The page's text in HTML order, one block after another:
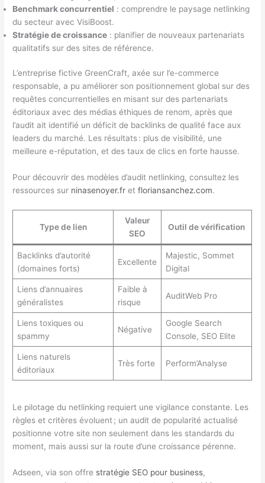
Benchmark concurrentiel : comprendre le paysage netlinking
du secteur avec VisiBoost.
Stratégie de croissance : planifier de nouveaux partenariats
qualitatifs sur des sites de référence.
L’entreprise fictive GreenCraft, axée sur l’e-commerce
responsable, a pu améliorer son positionnement global sur des
requêtes concurrentielles en misant sur des partenariats
éditoriaux avec des médias éthiques de renom, après que
l’audit ait identifié un déficit de backlinks de qualité face aux
leaders du marché. Les résultats : plus de visibilité, une
meilleure e-réputation, et des taux de clics en forte hausse.
Pour découvrir des modèles d’audit netlinking, consultez les
ressources sur ninasenoyer.fr etfloriansanchez.com.
Type de lien
Valeur
SEO
Outil de vérification
Backlinks d’autorité
(domaines forts)
Excellente
Majestic, Sommet
Digital
Liens d’annuaires
généralistes
Faible à
risque
AuditWeb Pro
Liens toxiques ou
spammy
Négative
Google Search
Console, SEO Elite
Liens naturels
éditoriaux
Très forte Perform’Analyse
Le pilotage du netlinking requiert une vigilance constante. Les
règles et critères évoluent ; un audit de popularité actualisé
positionne votre site non seulement dans les standards du
moment, mais aussi sur la route d’une croissance pérenne.
Adseen, via son offre stratégie SEO pour business,